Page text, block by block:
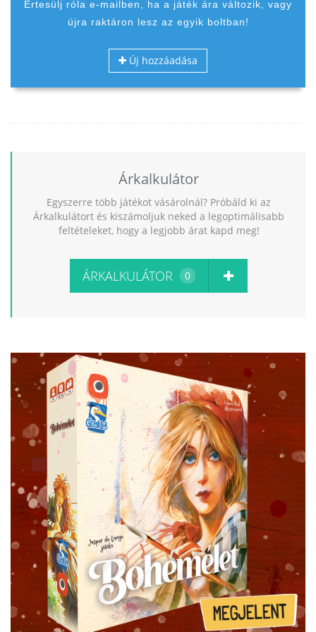
Értesülj róla e-mailben, ha a játék ára változik, vagy
újra raktáron lesz az egyik boltban!
Új hozzáadása
Árkalkulátor
Egyszerre több játékot vásárolnál? Próbáld ki az
Árkalkulátort és kiszámoljuk neked a legoptimálisabb
feltételeket, hogy a legjobb árat kapd meg!
ÁRKALKULÁTOR 0